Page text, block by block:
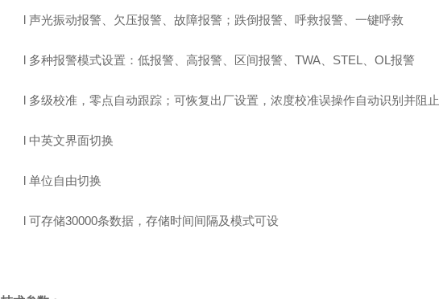
l 声光振动报警、欠压报警、故障报警；跌倒报警、呼救报警、一键呼救
l 多种报警模式设置：低报警、高报警、区间报警、 TWA、STEL、OL报警
l 多级校准，零点自动跟踪；可恢复出厂设置，浓度校准误操作自动识别并阻止
l 中英文界面切换
l 单位自由切换
l 可存储30000条数据，存储时间间隔及模式可设